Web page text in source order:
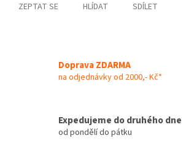
ZEPTAT SE HLÍDAT SDÍLET
Doprava ZDARMA
na odjednávky od 2000,- Kč*
Expedujeme do druhého dne
od pondělí do pátku